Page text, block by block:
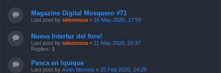
Magazine Digital Mosquero #71
Last post by simonuca « 16 May 2020, 17:59
Nueva Interfaz del foro!
Last post by simonuca « 11 May 2020, 20:37
Replies: 1
Pesca en Iquique
Last post by Asier Moreno « 25 Feb 2020, 14:25